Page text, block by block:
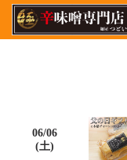
06/06
(土)